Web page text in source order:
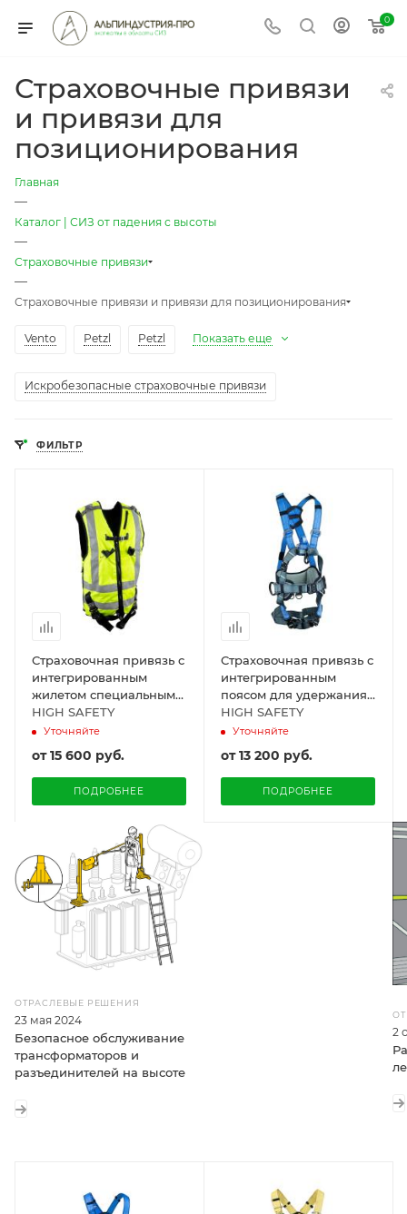
0
Страховочные привязи
и привязи для
позиционирования
Главная
—
Каталог | СИЗ от падения с высоты
—
Страховочные привязи
—
Страховочные привязи и привязи для позиционирования
Vento Petzl Petzl Показать еще
Искробезопасные страховочные привязи
ФИЛЬТР
Страховочная привязь с
интегрированным
жилетом специальным
сигнальным
повышенной видимости
(2 класс), модель
SVETOCH 2
HIGH SAFETY
Уточняйте
от15 600 руб.
ПОДРОБНЕЕ
Страховочная привязь с
интегрированным
поясом для удержания
и позиционирования,
модель ENERGIA
HIGH SAFETY
Уточняйте
от13 200 руб.
ПОДРОБНЕЕ
ОТРАСЛЕВЫЕ РЕШЕНИЯ
23 мая 2024
Безопасное обслуживание
трансформаторов и
разъединителей на высоте
2